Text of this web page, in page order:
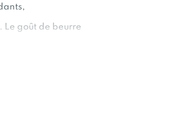
Le goût de beurre
L'originalité de